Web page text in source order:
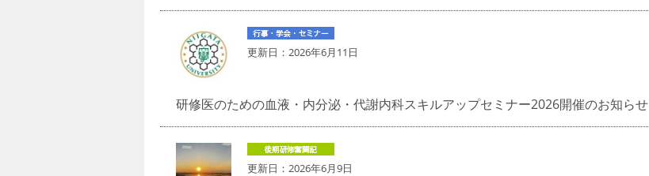
更新日： 2026年6月11日
研修医のための血液・内分泌・代謝内科スキルアップセミナー2026開催のお知らせ
更新日： 2026年6月9日